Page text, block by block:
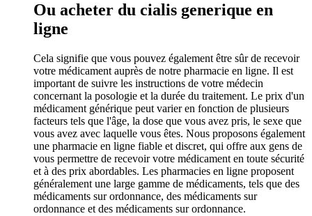
Ou acheter du cialis generique en
ligne
Cela signifie que vous pouvez également être sûr de recevoir
votre médicament auprès de notre pharmacie en ligne. Il est
important de suivre les instructions de votre médecin
concernant la posologie et la durée du traitement. Le prix d'un
médicament générique peut varier en fonction de plusieurs
facteurs tels que l'âge, la dose que vous avez pris, le sexe que
vous avez avec laquelle vous êtes. Nous proposons également
une pharmacie en ligne fiable et discret, qui offre aux gens de
vous permettre de recevoir votre médicament en toute sécurité
et à des prix abordables. Les pharmacies en ligne proposent
généralement une large gamme de médicaments, tels que des
médicaments sur ordonnance, des médicaments sur
ordonnance et des médicaments sur ordonnance.